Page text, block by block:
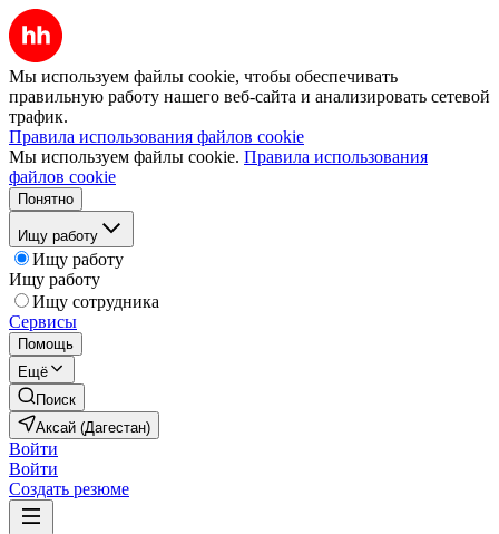
Мы используем файлы cookie, чтобы обеспечивать
правильную работу нашего веб-сайта и анализировать сетевой
трафик.
Правила использования файлов cookie
Мы используем файлы cookie. Правила использования
файлов cookie
Понятно
Ищу работу
Ищу работу
Ищу работу
Ищу сотрудника
Сервисы
Помощь
Ещё
Поиск
Аксай (Дагестан)
Войти
Войти
Создать резюме